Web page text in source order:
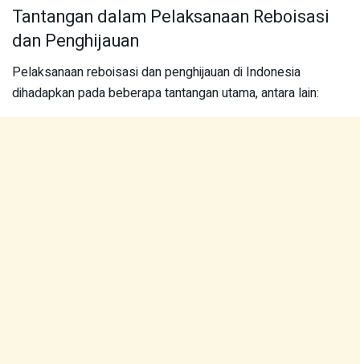
Tantangan dalam Pelaksanaan Reboisasi
dan Penghijauan
Pelaksanaan reboisasi dan penghijauan di Indonesia
dihadapkan pada beberapa tantangan utama, antara lain: